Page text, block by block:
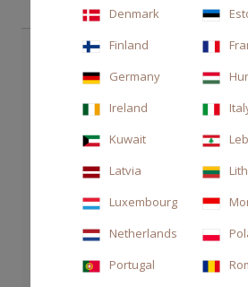
SCEGLI ANCHE
Denmark
Finland
Germany
Ireland
Kuwait
Latvia
Luxembourg
Netherlands
Portugal